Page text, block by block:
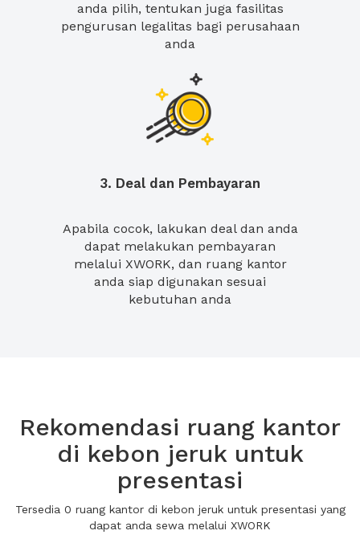
anda pilih, tentukan juga fasilitas
pengurusan legalitas bagi perusahaan
anda
3. Deal dan Pembayaran
Apabila cocok, lakukan deal dan anda
dapat melakukan pembayaran
melalui XWORK, dan ruang kantor
anda siap digunakan sesuai
kebutuhan anda
Rekomendasi ruang kantor
di kebon jeruk untuk
presentasi
Tersedia 0 ruang kantor di kebon jeruk untuk presentasi yang
dapat anda sewa melalui XWORK